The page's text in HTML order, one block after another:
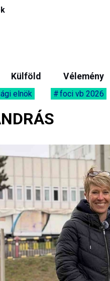
Külföld Vélemény
elnök foci vb 2026